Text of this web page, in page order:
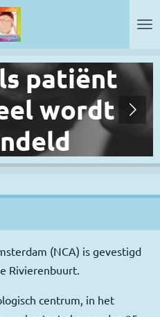
patiënt
wordt
(NCA) is gevestigd
Rivierenbuurt.
centrum, in het